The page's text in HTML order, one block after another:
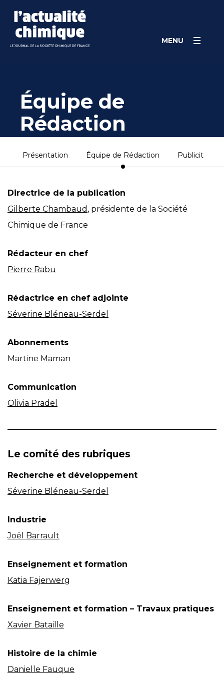
content
MENU
Équipe de
Rédaction
Présentation Équipe de Rédaction Publicité
Directrice de la publication
Gilberte Chambaud , présidente de la Société
Chimique de France
Rédacteur en chef
Pierre Rabu
Rédactrice en chef adjointe
Séverine Bléneau-Serdel
Abonnements
Martine Maman
Communication
Olivia Pradel
Le comité des rubriques
Recherche et développement
Séverine Bléneau-Serdel
Industrie
Joël Barrault
Enseignement et formation
Katia Fajerwerg
Enseignement et formation – Travaux pratiques
Xavier Bataille
Histoire de la chimie
Danielle Fauque